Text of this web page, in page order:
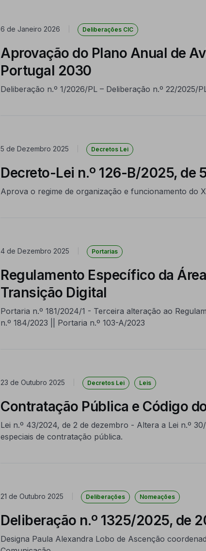
6 de Janeiro 2026 Deliberações CIC
Aprovação do Plano Anual de
Portugal 2030
Deliberação n.º 1/2026/PL – Deliberação n.º 22/2025/
5 de Dezembro 2025 Decretos Lei
Decreto-Lei n.º 126-B/2025, de
Aprova o regime de organização e funcionamento do
4 de Dezembro 2025 Portarias
Regulamento Específico da
Transição Digital
Portaria n.º 181/2024/1 - Terceira alteração ao
n.º 184/2023 || Portaria n.º 103-A/2023
23 de Outubro 2025 Decretos Lei Leis
Contratação Pública e Código
Lei n.º 43/2024, de 2 de dezembro - Altera a Lei n.º
especiais de contratação pública.
21 de Outubro 2025 Deliberações Nomeações
Deliberação n.º 1325/2025, de
Designa Paula Alexandra Lobo de Ascenção